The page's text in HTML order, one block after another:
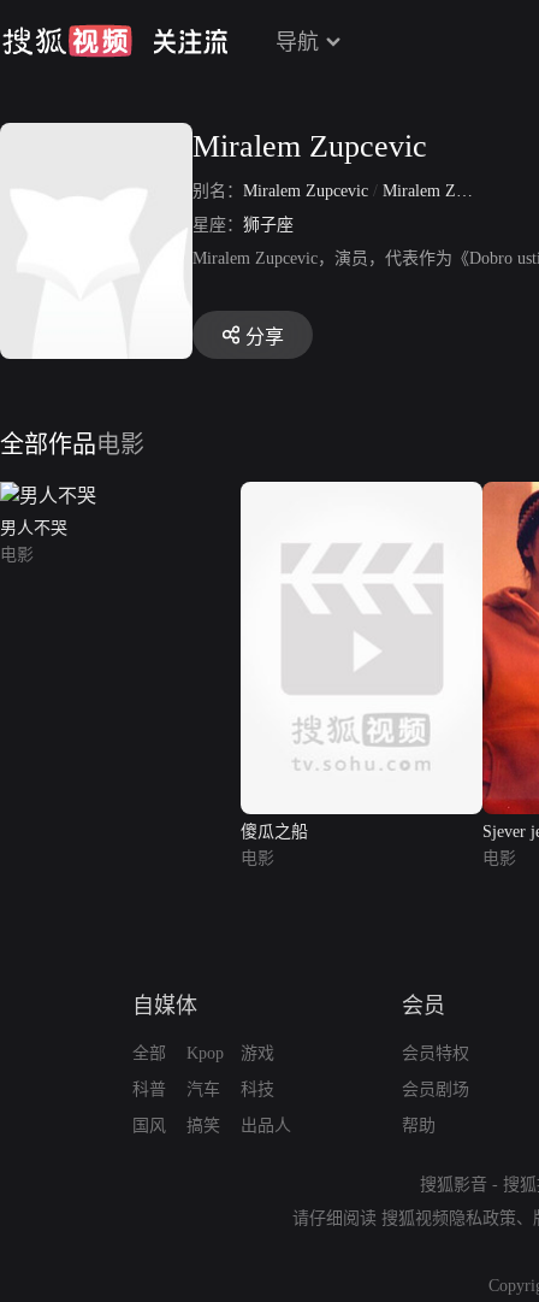
导航
Miralem Zupcevic
别名： Miralem Zupcevic / Miralem Zubcevic
星座： 狮子座
Miralem Zupcevic，演员，代表作为《Dobro
分享
全部作品电影
男人不哭
电影
傻瓜之船
电影
Sjever
电影
自媒体
全部
科普
国风
Kpop
汽车
搞笑
游戏
科技
出品人
会员
会员特权
会员剧场
帮助
搜狐影音 - 搜
请仔细阅读 搜狐视频隐私政策、